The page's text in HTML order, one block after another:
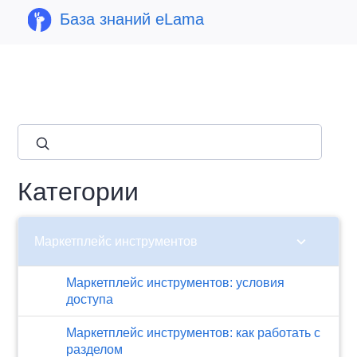
База знаний eLama
Категории
Маркетплейс инструментов chevron_right
Маркетплейс инструментов: условия
доступа
Маркетплейс инструментов: как работать с
разделом